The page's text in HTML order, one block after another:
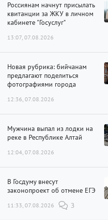
Россиянам начнут присылать
квитанции за ЖКУ в личном
кабинете "Госуслуг"
13:07, 07.08.2026
Новая рубрика: бийчанам
предлагают поделиться
фотографиями города
12:36, 07.08.2026
Мужчина выпал из лодки на
реке в Республике Алтай
12:04, 07.08.2026
В Госдуму внесут
законопроект об отмене ЕГЭ
11:33, 07.08.2026 3